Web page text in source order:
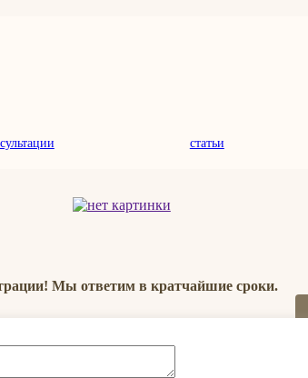
статьи
Мы ответим в кратчайшие сроки.